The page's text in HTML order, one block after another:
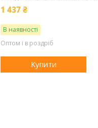
1 437 ₴
В наявності
Оптом і в роздріб
Купити